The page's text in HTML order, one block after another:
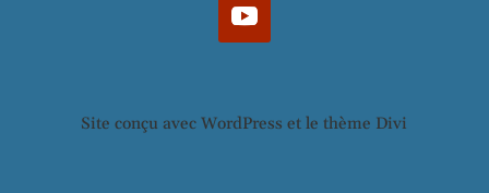
Site conçu avec WordPress et le thème Divi